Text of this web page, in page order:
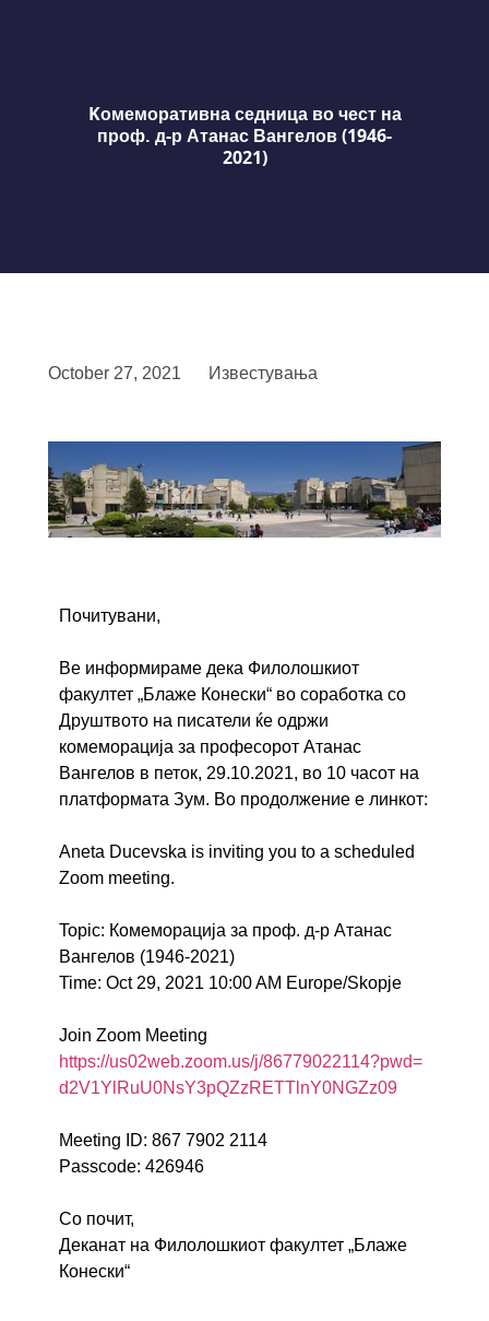
Kомеморативна седница во чест на
проф. д-р Атанас Вангелов (1946-
2021)
October 27, 2021 Известувања
Почитувани,
Ве информираме дека Филолошкиот
факултет „Блаже Конески“ во соработка со
Друштвото на писатели ќе одржи
комеморација за професорот Атанас
Вангелов в петок, 29.10.2021, во 10 часот на
платформата Зум. Во продолжение е линкот:
Aneta Ducevska is inviting you to a scheduled
Zoom meeting.
Topic: Комеморација за проф. д-р Атанас
Вангелов (1946-2021)
Time: Oct 29, 2021 10:00 AM Europe/Skopje
Join Zoom Meeting
https://us02web.zoom.us/j/86779022114?pwd=
d2V1YlRuU0NsY3pQZzRETTlnY0NGZz09
Meeting ID: 867 7902 2114
Passcode: 426946
Со почит,
Деканат на Филолошкиот факултет „Блаже
Конески“